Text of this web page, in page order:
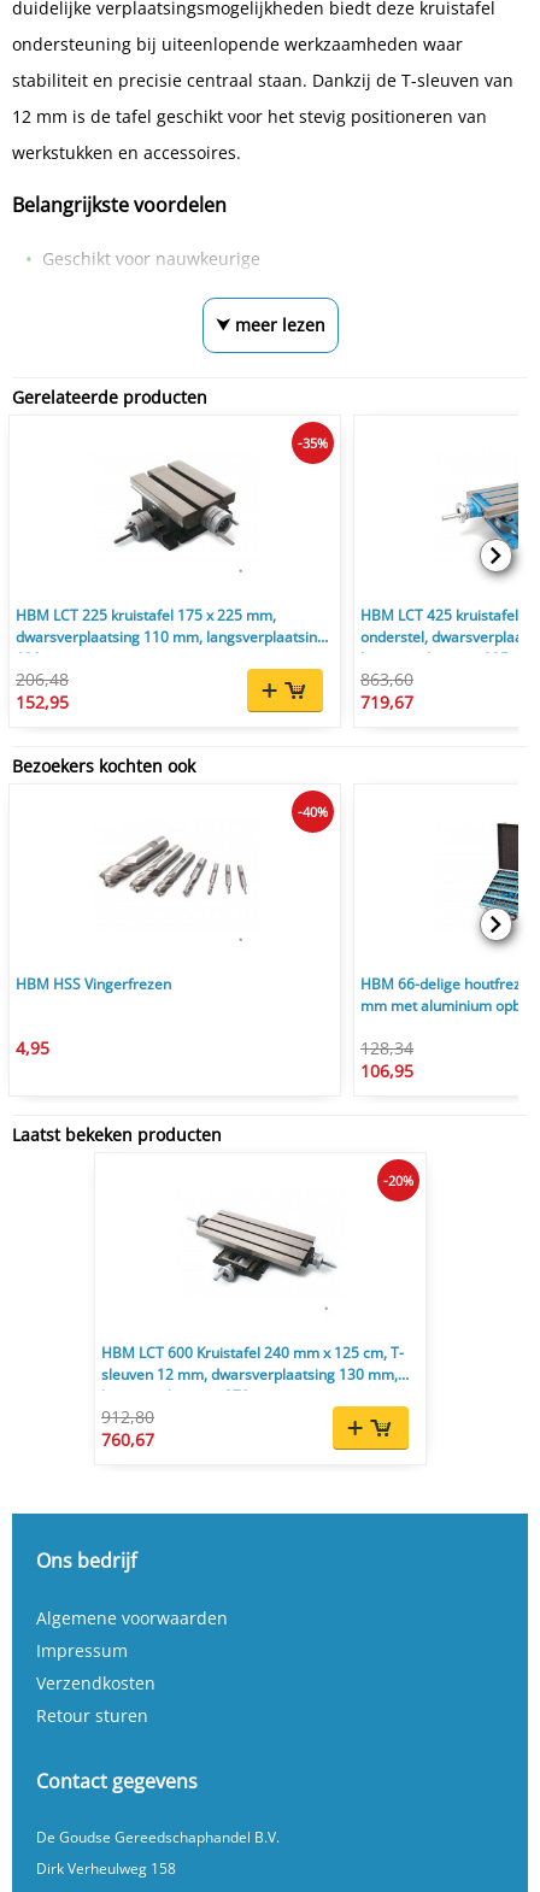
duidelijke verplaatsingsmogelijkheden biedt deze kruistafel
ondersteuning bij uiteenlopende werkzaamheden waar
stabiliteit en precisie centraal staan. Dankzij de T-sleuven van
12 mm is de tafel geschikt voor het stevig positioneren van
werkstukken en accessoires.
Belangrijkste voordelen
Geschikt voor nauwkeurige
⮟ meer lezen
Gerelateerde producten
HBM LCT 225 kruistafel 175 x 225 mm,
dwarsverplaatsing 110 mm, langsverplaatsing
120 mm
206,48
152,95
-35%
HBM LCT 425 kruistafel
onderstel,
langsverplaatsing 225 mm
863,60
719,67
Bezoekers kochten ook
HBM HSS Vingerfrezen
4,95
-40%
HBM 66-delige
mm met aluminium
128,34
106,95
Laatst bekeken producten
HBM LCT 600 Kruistafel 240 mm x 125 cm, T-
sleuven 12 mm, dwarsverplaatsing 130 mm,
langsverplaatsing 370 mm
912,80
760,67
-20%
Ons bedrijf
Algemene voorwaarden
Impressum
Verzendkosten
Retour sturen
Contact gegevens
De Goudse Gereedschaphandel B.V.
Dirk Verheulweg 158